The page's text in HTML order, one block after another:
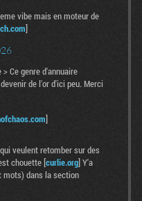
vibe mais en moteur de
]
> Ce genre d'annuaire
de l'or d'ici peu. Merci
]
veulent retomber sur des
chouette [curlie.org] Y'a
mots) dans la section